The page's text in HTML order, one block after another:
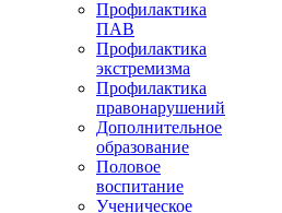
Профилактика
ПАВ
Профилактика
экстремизма
Профилактика
правонарушений
Дополнительное
образование
Половое
воспитание
Ученическое